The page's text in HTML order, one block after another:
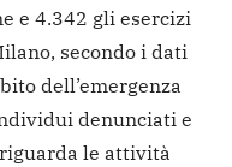
e 4.342 gli esercizi
secondo i dati
dell’emergenza
denunciati e
le attività